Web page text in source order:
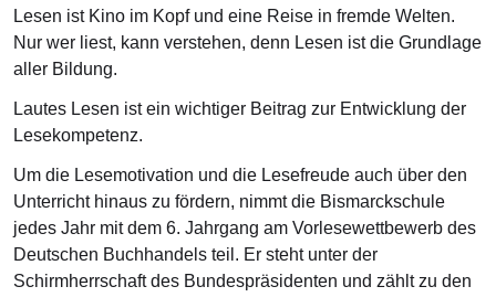
Lesen ist Kino im Kopf und eine Reise in fremde Welten.
Nur wer liest, kann verstehen, denn Lesen ist die Grundlage
aller Bildung.
Lautes Lesen ist ein wichtiger Beitrag zur Entwicklung der
Lesekompetenz.
Um die Lesemotivation und die Lesefreude auch über den
Unterricht hinaus zu fördern, nimmt die Bismarckschule
jedes Jahr mit dem 6. Jahrgang am Vorlesewettbewerb des
Deutschen Buchhandels teil. Er steht unter der
Schirmherrschaft des Bundespräsidenten und zählt zu den